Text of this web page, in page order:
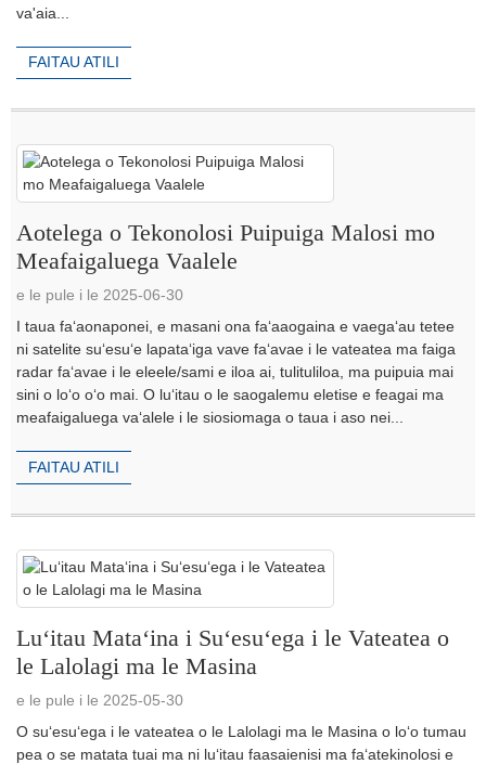
va'aia...
FAITAU ATILI
Aotelega o Tekonolosi Puipuiga Malosi mo
Meafaigaluega Vaalele
e le pule i le 2025-06-30
I taua faʻaonaponei, e masani ona faʻaaogaina e vaegaʻau tetee
ni satelite suʻesuʻe lapataʻiga vave faʻavae i le vateatea ma faiga
radar faʻavae i le eleele/sami e iloa ai, tulituliloa, ma puipuia mai
sini o loʻo oʻo mai. O luʻitau o le saogalemu eletise e feagai ma
meafaigaluega vaʻalele i le siosiomaga o taua i aso nei...
FAITAU ATILI
Luʻitau Mataʻina i Suʻesuʻega i le Vateatea o
le Lalolagi ma le Masina
e le pule i le 2025-05-30
O suʻesuʻega i le vateatea o le Lalolagi ma le Masina o loʻo tumau
pea o se matata tuai ma ni luʻitau faasaienisi ma faʻatekinolosi e